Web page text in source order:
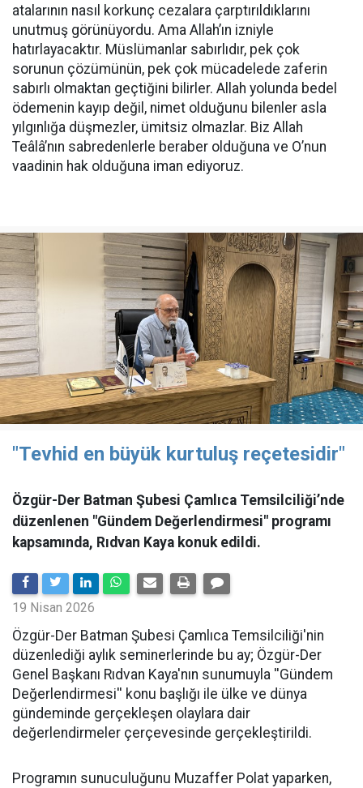
atalarının nasıl korkunç cezalara çarptırıldıklarını
unutmuş görünüyordu. Ama Allah’ın izniyle
hatırlayacaktır. Müslümanlar sabırlıdır, pek çok
sorunun çözümünün, pek çok mücadelede zaferin
sabırlı olmaktan geçtiğini bilirler. Allah yolunda bedel
ödemenin kayıp değil, nimet olduğunu bilenler asla
yılgınlığa düşmezler, ümitsiz olmazlar. Biz Allah
Teâlâ’nın sabredenlerle beraber olduğuna ve O’nun
vaadinin hak olduğuna iman ediyoruz.
"Tevhid en büyük kurtuluş reçetesidir"
Özgür-Der Batman Şubesi Çamlıca Temsilciliği’nde
düzenlenen "Gündem Değerlendirmesi" programı
kapsamında, Rıdvan Kaya konuk edildi.
19 Nisan 2026
​Özgür-Der Batman Şubesi Çamlıca Temsilciliği'nin
düzenlediği aylık seminerlerinde bu ay; Özgür-Der
Genel Başkanı Rıdvan Kaya'nın sunumuyla ''Gündem
Değerlendirmesi'' konu başlığı ile ülke ve dünya
gündeminde gerçekleşen olaylara dair
değerlendirmeler çerçevesinde gerçekleştirildi.
Programın sunuculuğunu Muzaffer Polat yaparken,